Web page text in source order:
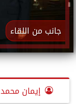
جانب من اللقاء
إيمان محمد